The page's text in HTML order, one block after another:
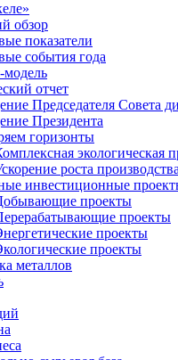
обзор
показатели
события года
модель
отчет
Председателя Совета
Президента
горизонты
экологическая
роста производства
инвестиционные
проекты
проекты
проекты
проекты
металлов